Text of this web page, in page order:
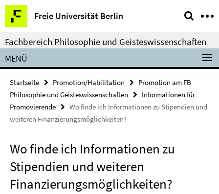
Springe
direkt
zu
Inhalt
Freie Universität Berlin
Service-
Navigation
Fachbereich Philosophie und Geisteswissenschaften
MENÜ
Startseite Promotion/Habilitation
Promotion am FB
Philosophie und Geisteswissenschaften
Informationen für
Promovierende
Wo finde ich Informationen zu Stipendien und
weiteren Finanzierungsmöglichkeiten?
Wo finde ich Informationen zu
Stipendien und weiteren
Finanzierungsmöglichkeiten?